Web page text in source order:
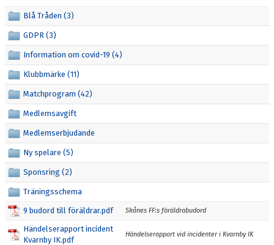
DOKUMENT
MEDLEMSKAP
KONTAKT
Blå Tråden (3)
GDPR (3)
Information om covid-19 (4)
Klubbmärke (11)
Matchprogram (42)
Medlemsavgift
Medlemserbjudande
Ny spelare (5)
Sponsring (2)
Träningsschema
9 budord till föräldrar.pdf Skånes FF:s föräldrabudord
Händelserapport incident
Kvarnby IK.pdf
Händelserapport vid incidenter i Kvarnby IK